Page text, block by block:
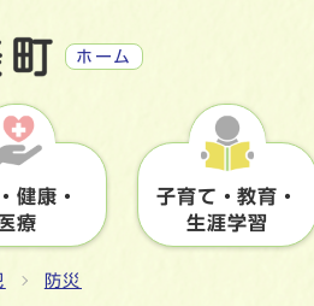
ホーム
健康・
医療
子育て・教育・
生涯学習
防災